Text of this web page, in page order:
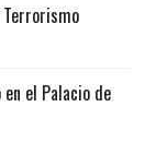
Terrorismo
el Palacio de